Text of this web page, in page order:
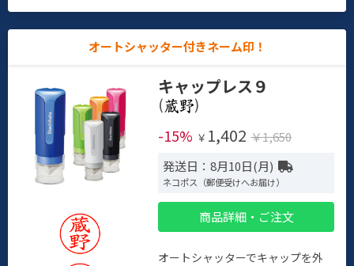
オートシャッター付きネーム印！
キャップレス９
(
)
-15% ￥ 1,402 ￥1,650
発送日：8月10日(月)
ネコポス（郵便受けへお届け）
商品詳細・ご注文
オートシャッターでキャップを外